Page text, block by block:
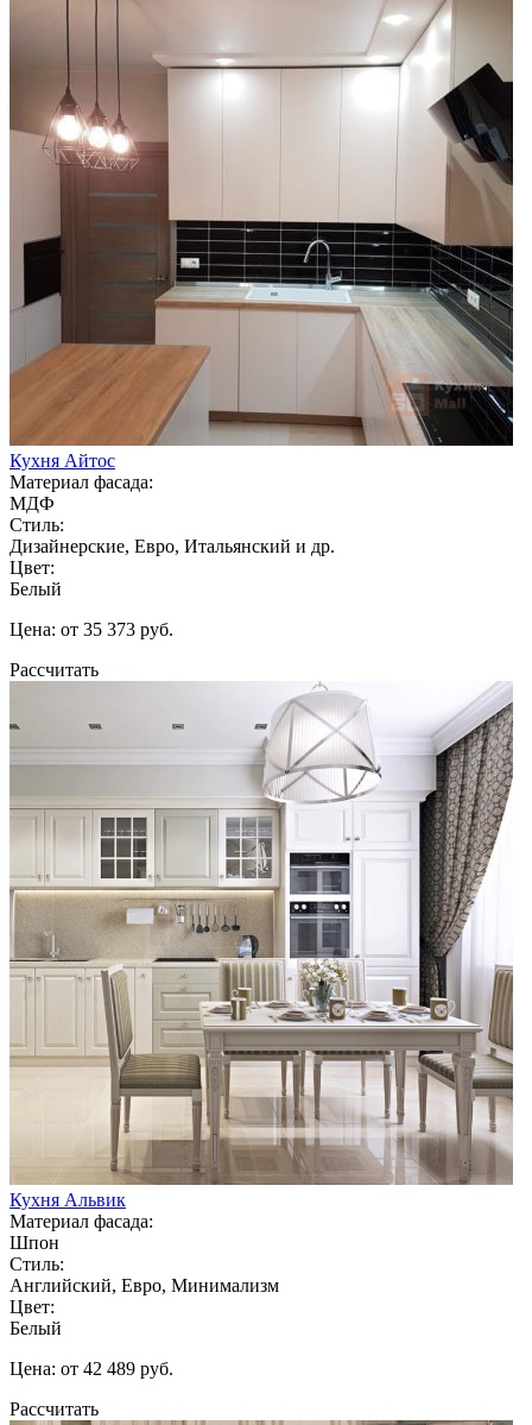
Кухня Айтос
Материал фасада:
МДФ
Стиль:
Дизайнерские, Евро, Итальянский и др.
Цвет:
Белый
Цена: от 35 373 руб.
Рассчитать
Кухня Альвик
Материал фасада:
Шпон
Стиль:
Английский, Евро, Минимализм
Цвет:
Белый
Цена: от 42 489 руб.
Рассчитать